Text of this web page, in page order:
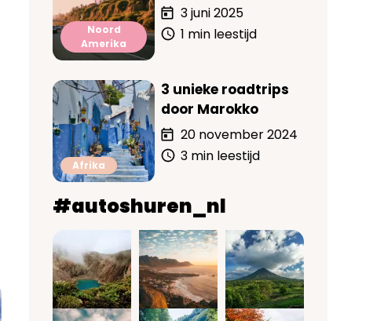
Noord
Amerika
3 juni 2025
1 min leestijd
Afrika
3 unieke roadtrips
door Marokko
20 november 2024
3 min leestijd
#autoshuren_nl